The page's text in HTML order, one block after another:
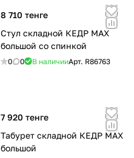
8 710 тенге
Стул складной КЕДР MAX
большой со спинкой
0 0 В наличииАрт. R86763
7 920 тенге
Табурет складной КЕДР МАХ
большой